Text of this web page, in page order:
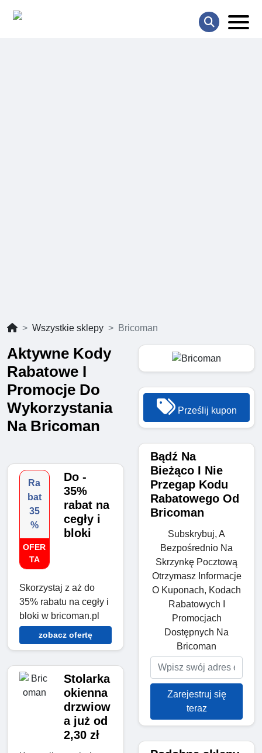
Wszystkie sklepy Bricoman
Aktywne Kody
Rabatowe I
Promocje Do
Wykorzystania
Na Bricoman
Ra
bat
35
%
OFER
TA
Do -
35%
rabat na
cegły i
bloki
Skorzystaj z aż do
35% rabatu na cegły i
bloki w bricoman.pl
zobacz ofertę
Stolarka
okienna
drzwiow
a już od
2,30 zł
Prześlij kupon
Bądź Na
Bieżąco I Nie
Przegap Kodu
Rabatowego Od
Bricoman
Subskrybuj, A
Bezpośrednio Na
Skrzynkę Pocztową
Otrzymasz Informacje
O Kuponach, Kodach
Rabatowych I
Promocjach
Dostępnych Na
Bricoman
Zarejestruj się
teraz